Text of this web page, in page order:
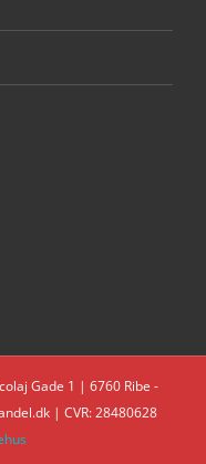
Gade 1 | 6760 Ribe -
| CVR: 28480628